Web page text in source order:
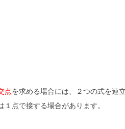
点を求める場合には、２つの式を連
点で接する場合があります。